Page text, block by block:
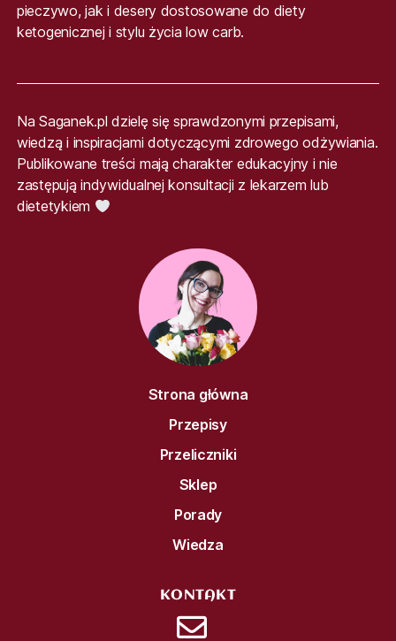
pieczywo, jak i desery dostosowane do diety
ketogenicznej i stylu życia low carb.
Na Saganek.pl dzielę się sprawdzonymi przepisami,
wiedzą i inspiracjami dotyczącymi zdrowego odżywiania.
Publikowane treści mają charakter edukacyjny i nie
zastępują indywidualnej konsultacji z lekarzem lub
dietetykiem
Strona główna
Przepisy
Przeliczniki
Sklep
Porady
Wiedza
KONTAKT